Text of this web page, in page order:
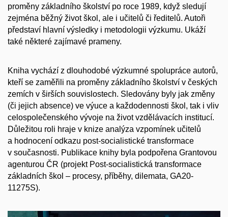
proměny základního školství po roce 1989, když sledují
zejména běžný život škol, ale i učitelů či ředitelů. Autoři
představí hlavní výsledky i metodologii výzkumu. Ukáží
také některé zajímavé prameny.
Kniha vychází z dlouhodobé výzkumné spolupráce autorů,
kteří se zaměřili na proměny základního školství v českých
zemích v širších souvislostech. Sledovány byly jak změny
(či jejich absence) ve výuce a každodennosti škol, tak i vliv
celospolečenského vývoje na život vzdělávacích institucí.
Důležitou roli hraje v knize analýza vzpomínek učitelů
a hodnocení odkazu post-socialistické transformace
v současnosti. Publikace knihy byla podpořena Grantovou
agenturou ČR (projekt Post-socialistická transformace
základních škol – procesy, příběhy, dilemata, GA20-
11275S).